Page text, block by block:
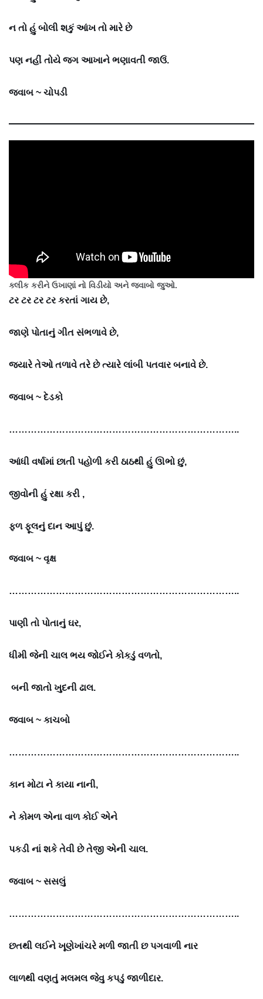
ન તો હું બોલી શકું આંખ તો મારે છે
પણ નહીં તોયે જગ આખાને ભણાવતી જાઉં.
જવાબ ~ ચોપડી
ક્લીક કરીને ઉખાણાં નો વિડીયો અને જવાબો જુઓ.
ટર ટર ટર ટર કરતાં ગાય છે,
જાણે પોતાનું ગીત સંભળાવે છે,
જ્યારે તેઓ તળાવે તરે છે ત્યારે લાંબી પતવાર બનાવે છે.
જવાબ ~ દેડકો
………………………………………………………………..
આંધી વર્ષામાં છાતી પહોળી કરી ઠાઠથી હું ઊભો છું,
જીવોની હું રક્ષા કરી ,
ફળ ફૂલનું દાન આપું છું.
જવાબ ~ વૃક્ષ
………………………………………………………………..
પાણી તો પોતાનું ઘર,
ધીમી જેની ચાલ ભય જોઈને કોકડું વળતો,
બની જાતો ખુદની ઢાલ.
જવાબ ~ કાચબો
………………………………………………………………..
કાન મોટા ને કાયા નાની,
ને કોમળ એના વાળ કોઈ એને
પકડી નાં શકે તેવી છે તેજી એની ચાલ.
જવાબ ~ સસલું
………………………………………………………………..
છતથી લઈને ખૂણેખાંચરે મળી જાતી છ પગવાળી નાર
લાળથી વણતું મલમલ જેવુ કપડું જાળીદાર.